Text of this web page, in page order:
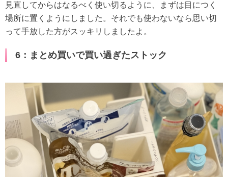
見直してからはなるべく使い切るように、まずは目につく
場所に置くようにしました。それでも使わないなら思い切
って手放した方がスッキリしましたよ。
6：まとめ買いで買い過ぎたストック